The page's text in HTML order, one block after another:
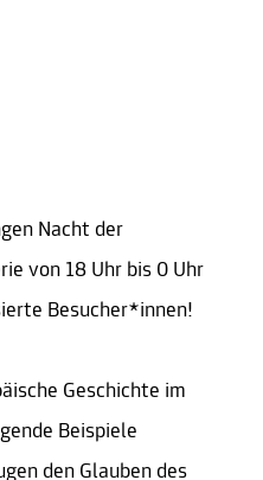
Nacht der
von 18 Uhr bis 0 Uhr
Besucher*innen!
Geschichte im
Beispiele
den Glauben des